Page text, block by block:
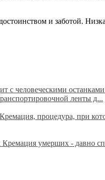
и заботой.
с человеческими
ленты д...
процедура, при
Кремация умерших - давно